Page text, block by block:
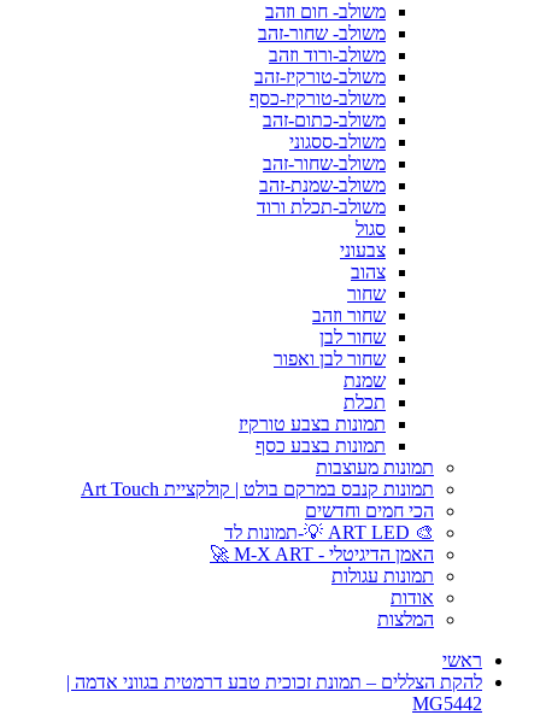
משולב- חום וזהב
משולב- שחור-זהב
משולב-ורוד וזהב
משולב-טורקיז-זהב
משולב-טורקיז-כסף
משולב-כתום-זהב
משולב-ססגוני
משולב-שחור-זהב
משולב-שמנת-זהב
משולב-תכלת ורוד
סגול
צבעוני
צהוב
שחור
שחור וזהב
שחור לבן
שחור לבן ואפור
שמנת
תכלת
תמונות בצבע טורקיז
תמונות בצבע כסף
תמונות מעוצבות
תמונות קנבס במרקם בולט | קולקציית Art Touch
הכי חמים וחדשים
🎨 ART LED 💡-תמונות לד
האמן הדיגיטלי - M-X ART 🚀
תמונות עגולות
אודות
המלצות
ראשי
להקת הצללים – תמונת זכוכית טבע דרמטית בגווני אדמה |
MG5442